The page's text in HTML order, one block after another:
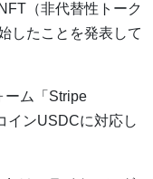
（非代替性トーク
したことを発表して
ーム「Stripe
インUSDCに対応し